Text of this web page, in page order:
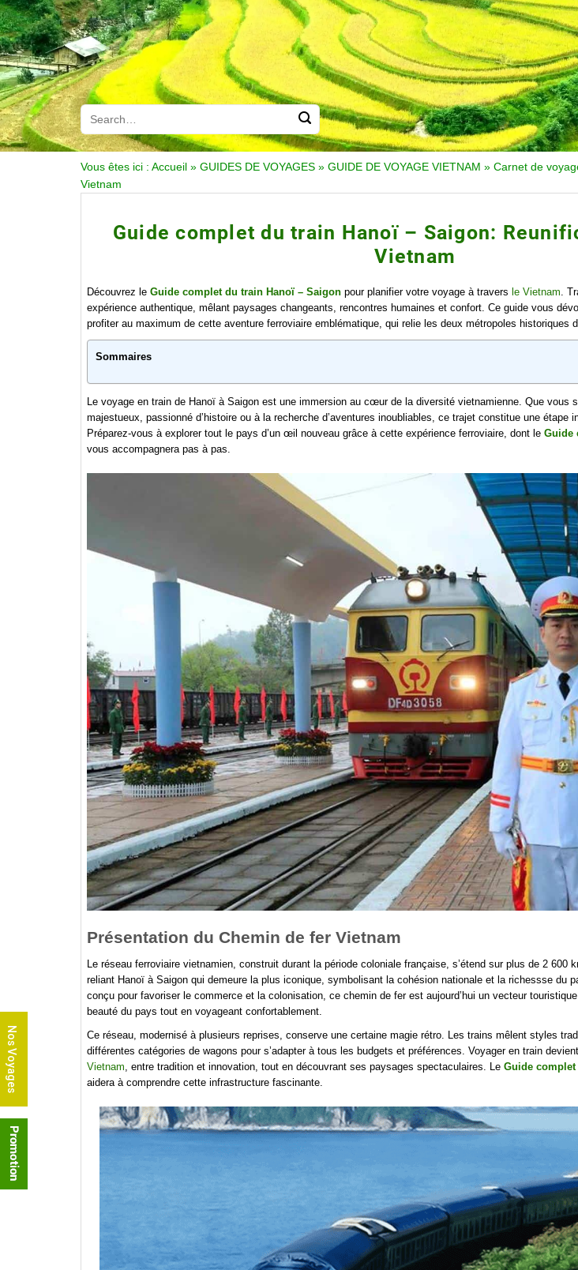
Vous êtes ici : Accueil » GUIDES DE VOYAGES » GUIDE DE VOYAGE VIETNAM » Carnet de
Vietnam
Guide complet du train Hanoï – Saigon:
Vietnam
Découvrez le Guide complet du train Hanoï – Saigon pour planifier votre voyage à travers le Vietnam.
expérience authentique, mêlant paysages changeants, rencontres humaines et confort. Ce guide vous
profiter au maximum de cette aventure ferroviaire emblématique, qui relie les deux métropoles historiques
Sommaires
Le voyage en train de Hanoï à Saigon est une immersion au cœur de la diversité vietnamienne. Que vous
majestueux, passionné d’histoire ou à la recherche d’aventures inoubliables, ce trajet constitue une étape
Préparez-vous à explorer tout le pays d’un œil nouveau grâce à cette expérience ferroviaire, dont le Guide
vous accompagnera pas à pas.
Présentation du Chemin de fer Vietnam
Le réseau ferroviaire vietnamien, construit durant la période coloniale française, s’étend sur plus de 2 600
reliant Hanoï à Saigon qui demeure la plus iconique, symbolisant la cohésion nationale et la richessse du
conçu pour favoriser le commerce et la colonisation, ce chemin de fer est aujourd’hui un vecteur
beauté du pays tout en voyageant confortablement.
Ce réseau, modernisé à plusieurs reprises, conserve une certaine magie rétro. Les trains mêlent styles
différentes catégories de wagons pour s’adapter à tous les budgets et préférences. Voyager en train
Vietnam , entre tradition et innovation, tout en découvrant ses paysages spectaculaires. Le Guide
aidera à comprendre cette infrastructure fascinante.
Nos Voyages